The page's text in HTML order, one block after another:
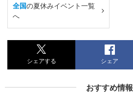
全国の夏休みイベント一覧
へ
シェアする シェア
おすすめ情報